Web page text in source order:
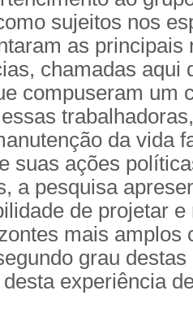
sujeitos nos
as principais
chamadas aqui
compuseram um
da vida
suas ações
a pesquisa
de projetar
mais amplos
grau
experiência